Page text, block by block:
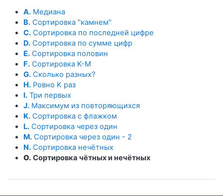
A. Медиана
B. Сортировка "камнем"
C. Сортировка по последней цифре
D. Сортировка по сумме цифр
E. Сортировка половин
F. Сортировка K-M
G. Сколько разных?
H. Ровно K раз
I. Три первых
J. Максимум из повторяющихся
K. Сортировка с флажком
L. Сортировка через один
M. Сортировка через один - 2
N. Сортировка нечётных
O. Сортировка чётных и нечётных